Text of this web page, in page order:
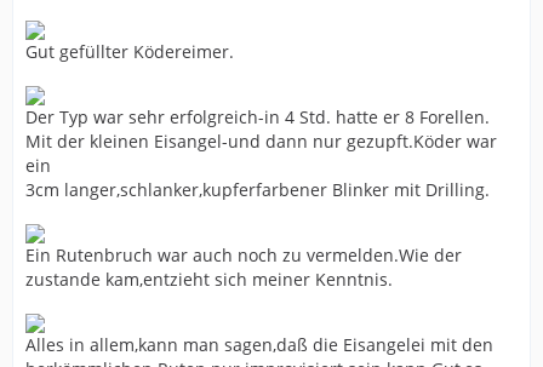
Gut gefüllter Ködereimer.
Der Typ war sehr erfolgreich-in 4 Std. hatte er 8 Forellen.
Mit der kleinen Eisangel-und dann nur gezupft.Köder war
ein
3cm langer,schlanker,kupferfarbener Blinker mit Drilling.
Ein Rutenbruch war auch noch zu vermelden.Wie der
zustande kam,entzieht sich meiner Kenntnis.
Alles in allem,kann man sagen,daß die Eisangelei mit den